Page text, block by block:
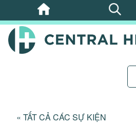
Bỏ
qua
nội
« TẤT CẢ CÁC SỰ KIỆN